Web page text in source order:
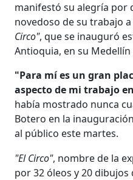
manifestó su alegría por
novedoso de su trabajo
Circo", que se inauguró
Antioquia, en su Medellín
"Para mí es un gran
aspecto de mi trabajo
había mostrado nunca
Botero en la
al público este martes.
"El Circo", nombre de la
por 32 óleos y 20